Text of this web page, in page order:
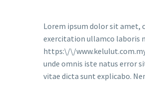
Lorem ipsum dolor sit amet,
exercitation ullamco laboris
https:\/\/
unde omnis iste natus error
vitae dicta sunt explicabo.